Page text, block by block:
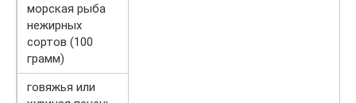
морская рыба
нежирных
сортов (100
грамм)
говяжья или